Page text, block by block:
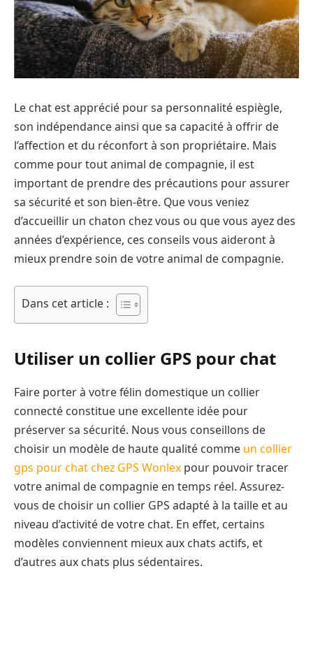
Le chat est apprécié pour sa personnalité espiègle,
son indépendance ainsi que sa capacité à offrir de
l’affection et du réconfort à son propriétaire. Mais
comme pour tout animal de compagnie, il est
important de prendre des précautions pour assurer
sa sécurité et son bien-être. Que vous veniez
d’accueillir un chaton chez vous ou que vous ayez des
années d’expérience, ces conseils vous aideront à
mieux prendre soin de votre animal de compagnie.
Dans cet article :
Utiliser un collier GPS pour chat
Faire porter à votre félin domestique un collier
connecté constitue une excellente idée pour
préserver sa sécurité. Nous vous conseillons de
choisir un modèle de haute qualité comme un collier
gps pour chat chez GPS Wonlex pour pouvoir tracer
votre animal de compagnie en temps réel. Assurez-
vous de choisir un collier GPS adapté à la taille et au
niveau d’activité de votre chat. En effet, certains
modèles conviennent mieux aux chats actifs, et
d’autres aux chats plus sédentaires.